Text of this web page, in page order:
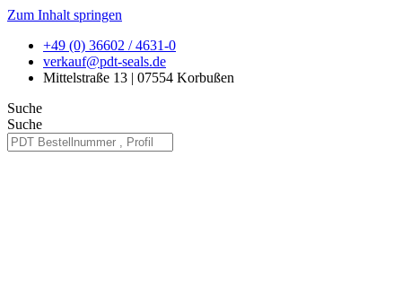
Zum Inhalt springen
+49 (0) 36602 / 4631-0
verkauf@pdt-seals.de
Mittelstraße 13 | 07554 Korbußen
Suche
Suche